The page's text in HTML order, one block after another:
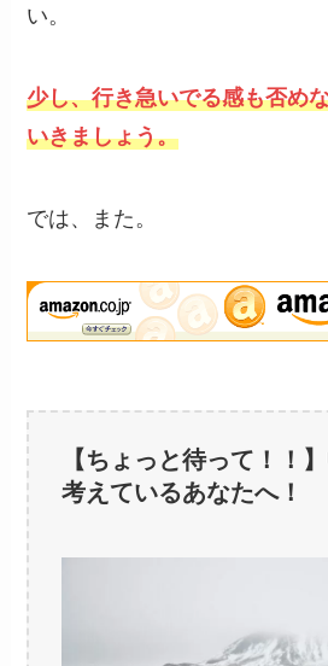
い。
少し、行き急いでる感も否め
いきましょう。
では、また。
【ちょっと待って！！
考えているあなたへ！